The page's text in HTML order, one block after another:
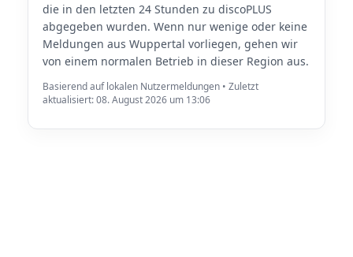
die in den letzten 24 Stunden zu discoPLUS
abgegeben wurden. Wenn nur wenige oder keine
Meldungen aus Wuppertal vorliegen, gehen wir
von einem normalen Betrieb in dieser Region aus.
Basierend auf lokalen Nutzermeldungen • Zuletzt
aktualisiert: 08. August 2026 um 13:06